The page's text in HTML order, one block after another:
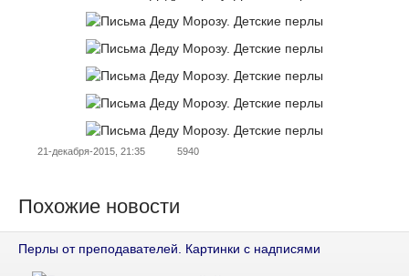
21-декабря-2015, 21:35 5940
Похожие новости
Перлы от преподавателей. Картинки с надписями